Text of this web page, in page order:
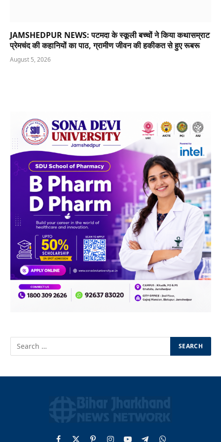
JAMSHEDPUR NEWS: पटमदा के स्कूली बच्चों ने किया कथासम्राट
प्रेमचंद की कहानियों का पाठ, ग्रामीण जीवन की हकीकत से हुए रूबरू
August 5, 2026